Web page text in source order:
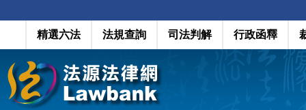
精選六法 法規查詢 司法判解 行政函釋